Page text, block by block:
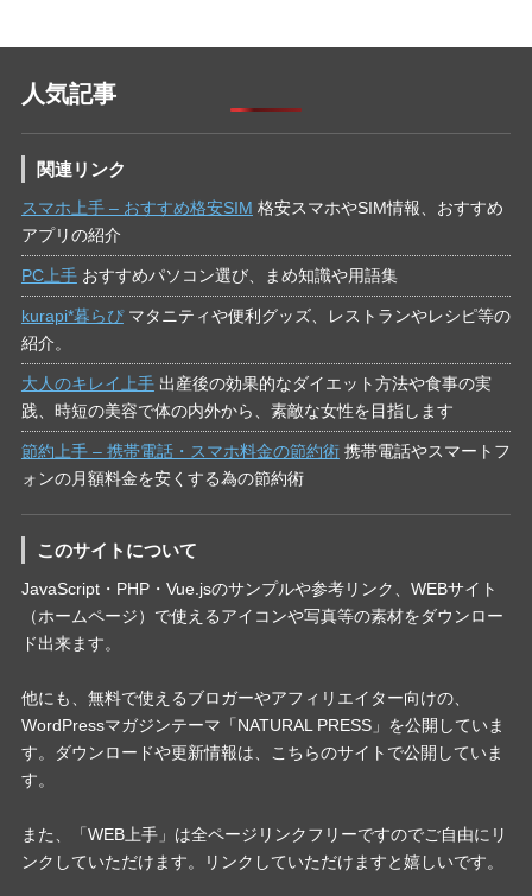
人気記事
関連リンク
スマホ上手 – おすすめ格安SIM 格安スマホやSIM情報、おすすめ
アプリの紹介
PC上手おすすめパソコン選び、まめ知識や用語集
kurapi*暮らぴマタニティや便利グッズ、レストランやレシピ等の
紹介。
大人のキレイ上手出産後の効果的なダイエット方法や食事の実
践、時短の美容で体の内外から、素敵な女性を目指します
節約上手 – 携帯電話・スマホ料金の節約術携帯電話やスマートフ
ォンの月額料金を安くする為の節約術
このサイトについて
JavaScript・PHP・Vue.jsのサンプルや参考リンク、WEBサイト
（ホームページ）で使えるアイコンや写真等の素材をダウンロー
ド出来ます。
他にも、無料で使えるブロガーやアフィリエイター向けの、
WordPressマガジンテーマ「NATURAL PRESS」を公開していま
す。ダウンロードや更新情報は、こちらのサイトで公開していま
す。
また、「WEB上手」は全ページリンクフリーですのでご自由にリ
ンクしていただけます。リンクしていただけますと嬉しいです。